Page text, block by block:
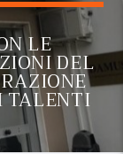
LE
DEL
TALENTI